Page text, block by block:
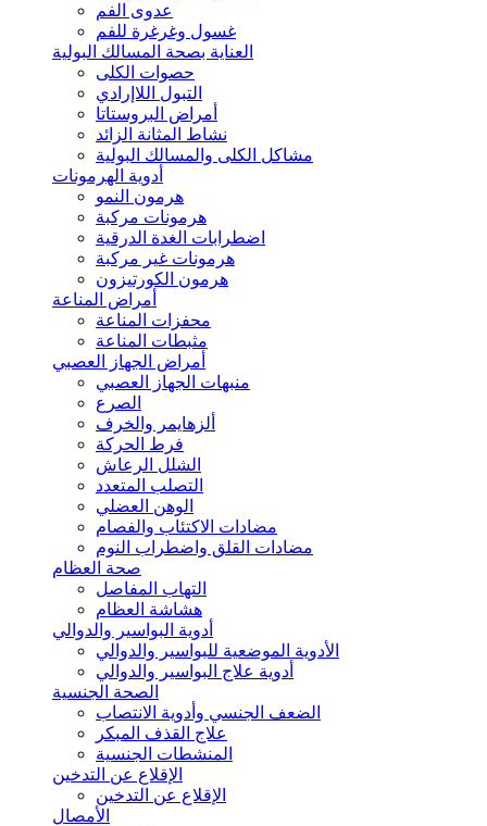
عدوى الفم
غسول وغرغرة للفم
العناية بصحة المسالك البولية
حصوات الكلى
التبول اللاإرادي
أمراض البروستاتا
نشاط المثانة الزائد
مشاكل الكلى والمسالك البولية
أدوية الهرمونات
هرمون النمو
هرمونات مركبة
اضطرابات الغدة الدرقية
هرمونات غير مركبة
هرمون الكورتيزون
أمراض المناعة
محفزات المناعة
مثبطات المناعة
أمراض الجهاز العصبي
منبهات الجهاز العصبي
الصرع
ألزهايمر والخرف
فرط الحركة
الشلل الرعاش
التصلب المتعدد
الوهن العضلي
مضادات الاكتئاب والفصام
مضادات القلق واضطراب النوم
صحة العظام
التهاب المفاصل
هشاشة العظام
أدوية البواسير والدوالي
الأدوية الموضعية للبواسير والدوالي
أدوية علاج البواسير والدوالي
الصحة الجنسية
الضعف الجنسي وأدوية الانتصاب
علاج القذف المبكر
المنشطات الجنسية
الإقلاع عن التدخين
الإقلاع عن التدخين
الأمصال